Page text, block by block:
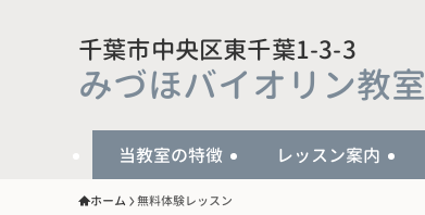
千葉市中央区東千葉1-3-3
みづほバイオリン教室
当教室の特徴 レッスン案内
ホーム 無料体験レッスン